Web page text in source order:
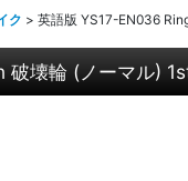
ク > 英語版 YS17-EN036
壊輪 (ノーマル)